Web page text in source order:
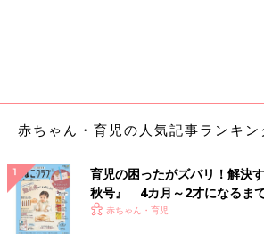
赤ちゃん・育児の人気記事ランキン
育児の困ったがズバリ！解決
秋号』 4カ月～2才になるま
いっぱい！
赤ちゃん・育児